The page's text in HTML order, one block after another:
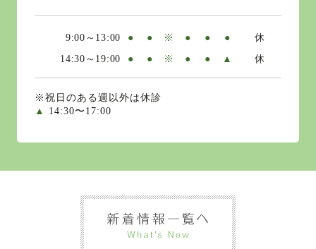
9:00～13:00 ● ● ※ ● ● ●
休
14:30～19:00
● ● ※ ● ● ▲ 休
※祝日のある週以外は休診
▲
14:30〜17:00